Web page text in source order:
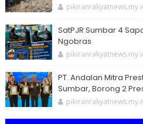
SatPJR Sumbar 4
Ngobras
PT. Andalan Mitra
Sumbar, Borong 2